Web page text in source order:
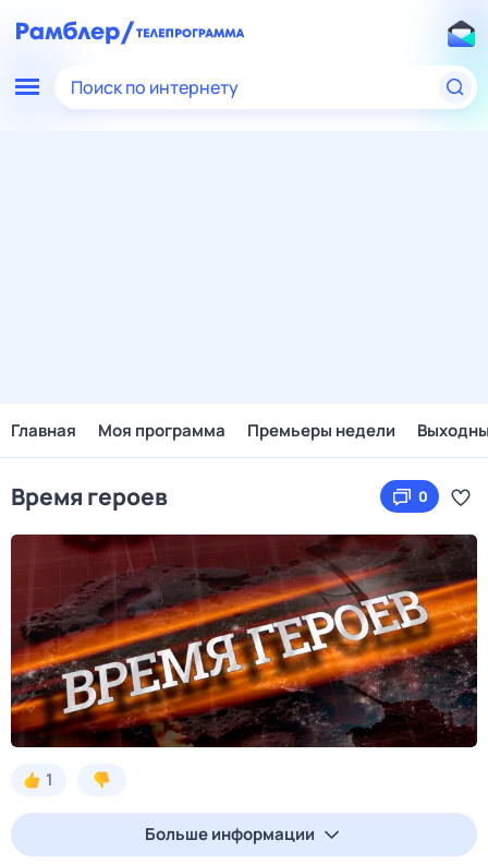
Поиск по интернету
Главная Моя программа Премьеры недели
Время героев 0
1
Больше информации